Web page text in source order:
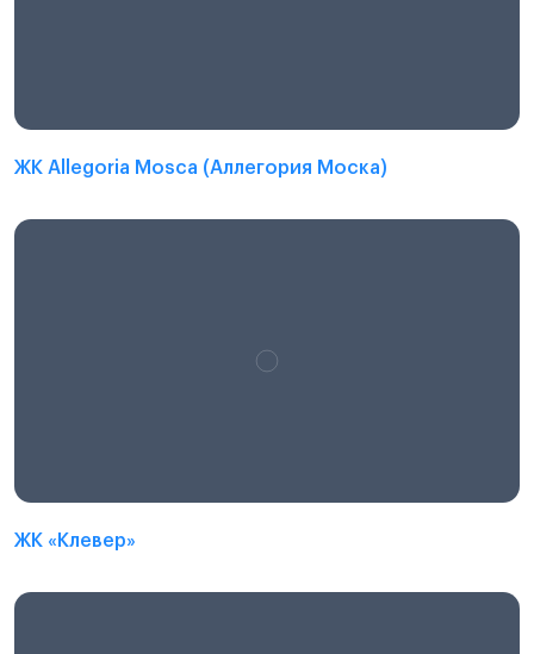
ЖК Allegoria Mosca (Аллегория Моска)
ЖК «Клевер»